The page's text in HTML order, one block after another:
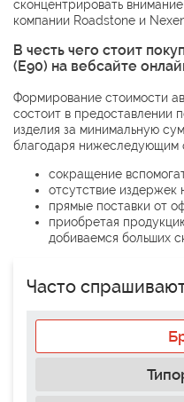
сконцентрировать
компании Roadstone и
В честь чего стоит
(E90) на вебсайте
Формирование стоимости
состоит в предоставлении
изделия за минимальную
благодаря нижеследующим
сокращение
отсутствие издержек
прямые поставки от
приобретая
добиваемся больших
Часто